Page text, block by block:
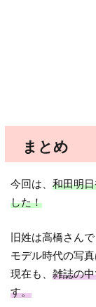
まとめ
今回は、和田明
した！
旧姓は高橋さんで
モデル時代の写
現在も、雑誌の
す。